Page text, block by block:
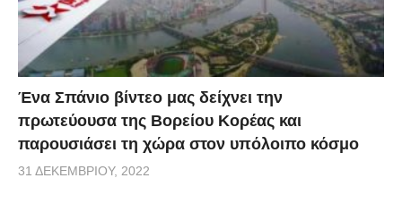
Ένα Σπάνιο βίντεο μας δείχνει την
πρωτεύουσα της Βορείου Κορέας και
παρουσιάσει τη χώρα στον υπόλοιπο κόσμο
31 ΔΕΚΕΜΒΡΊΟΥ, 2022